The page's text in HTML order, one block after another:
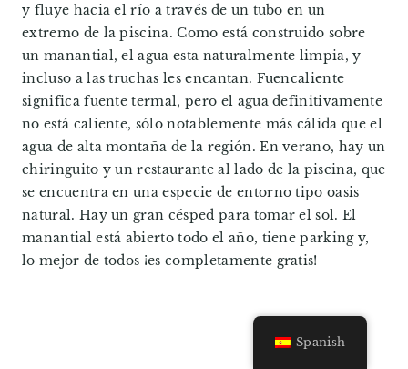
y fluye hacia el río a través de un tubo en un
extremo de la piscina. Como está construido sobre
un manantial, el agua esta naturalmente limpia, y
incluso a las truchas les encantan. Fuencaliente
significa fuente termal, pero el agua definitivamente
no está caliente, sólo notablemente más cálida que el
agua de alta montaña de la región. En verano, hay un
chiringuito y un restaurante al lado de la piscina, que
se encuentra en una especie de entorno tipo oasis
natural. Hay un gran césped para tomar el sol. El
manantial está abierto todo el año, tiene parking y,
lo mejor de todos ¡es completamente gratis!
Spanish